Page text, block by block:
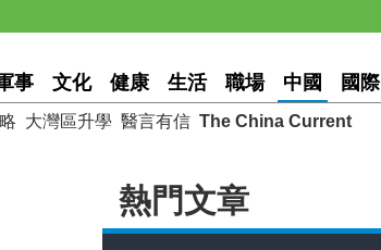
事 文化 健康 生活 職場 中國 國際
大灣區升學 醫言有信 The China Current
熱門文章